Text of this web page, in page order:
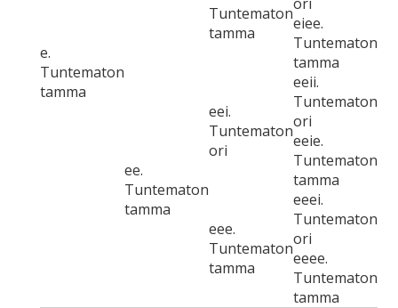
e.
Tuntematon
tamma
Tuntematon
tamma
eiee.
Tuntematon
tamma
ee.
Tuntematon
tamma
eei.
Tuntematon
ori
eeii.
Tuntematon
ori
eeie.
Tuntematon
tamma
eee.
Tuntematon
tamma
eeei.
Tuntematon
ori
eeee.
Tuntematon
tamma